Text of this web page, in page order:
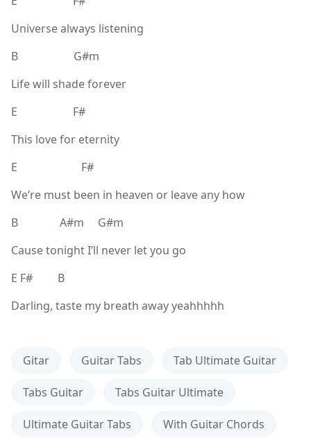
Universe always listening
B G#m
Life will shade forever
E F#
This love for eternity
E F#
We’re must been in heaven or leave any how
B A#m G#m
Cause tonight I’ll never let you go
E F# B
Darling, taste my breath away yeahhhhh
Gitar Guitar Tabs Tab Ultimate Guitar
Tabs Guitar Tabs Guitar Ultimate
Ultimate Guitar Tabs With Guitar Chords